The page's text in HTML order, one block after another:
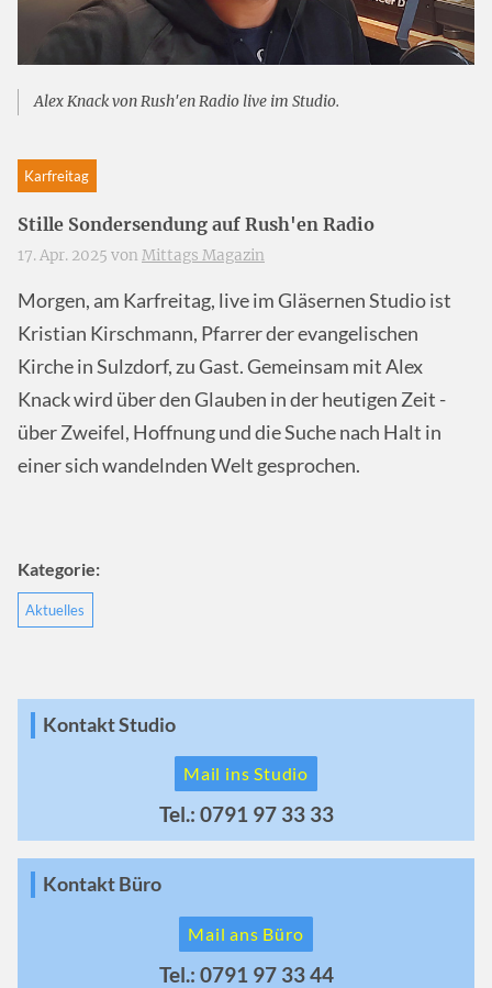
Alex Knack von Rush'en Radio live im Studio.
Karfreitag
Stille Sondersendung auf Rush'en Radio
17. Apr. 2025 von Mittags Magazin
Morgen, am Karfreitag, live im Gläsernen Studio ist
Kristian Kirschmann, Pfarrer der evangelischen
Kirche in Sulzdorf, zu Gast. Gemeinsam mit Alex
Knack wird über den Glauben in der heutigen Zeit -
über Zweifel, Hoffnung und die Suche nach Halt in
einer sich wandelnden Welt gesprochen.
Kategorie:
Aktuelles
Kontakt Studio
Mail ins Studio
Tel.: 0791 97 33 33
Kontakt Büro
Mail ans Büro
Tel.: 0791 97 33 44